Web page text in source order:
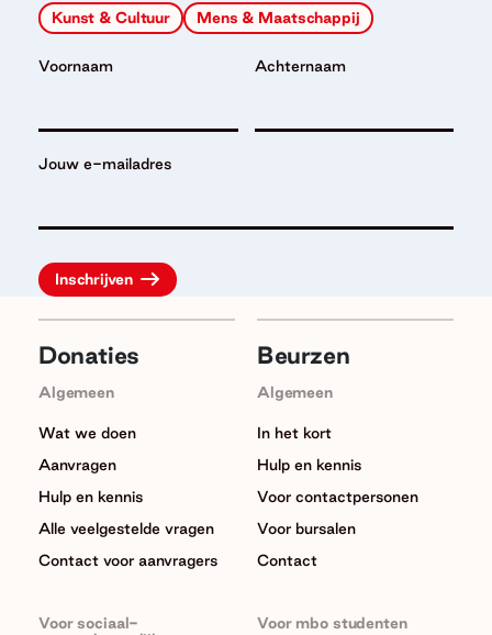
Kunst & Cultuur Mens & Maatschappij
Jouw e-mailadres
Voornaam Achternaam
Donaties
Algemeen
Wat we doen
Aanvragen
Hulp en kennis
Alle veelgestelde vragen
Contact voor aanvragers
Voor sociaal-
Beurzen
Algemeen
In het kort
Hulp en kennis
Voor contactpersonen
Voor bursalen
Contact
Voor mbo studenten